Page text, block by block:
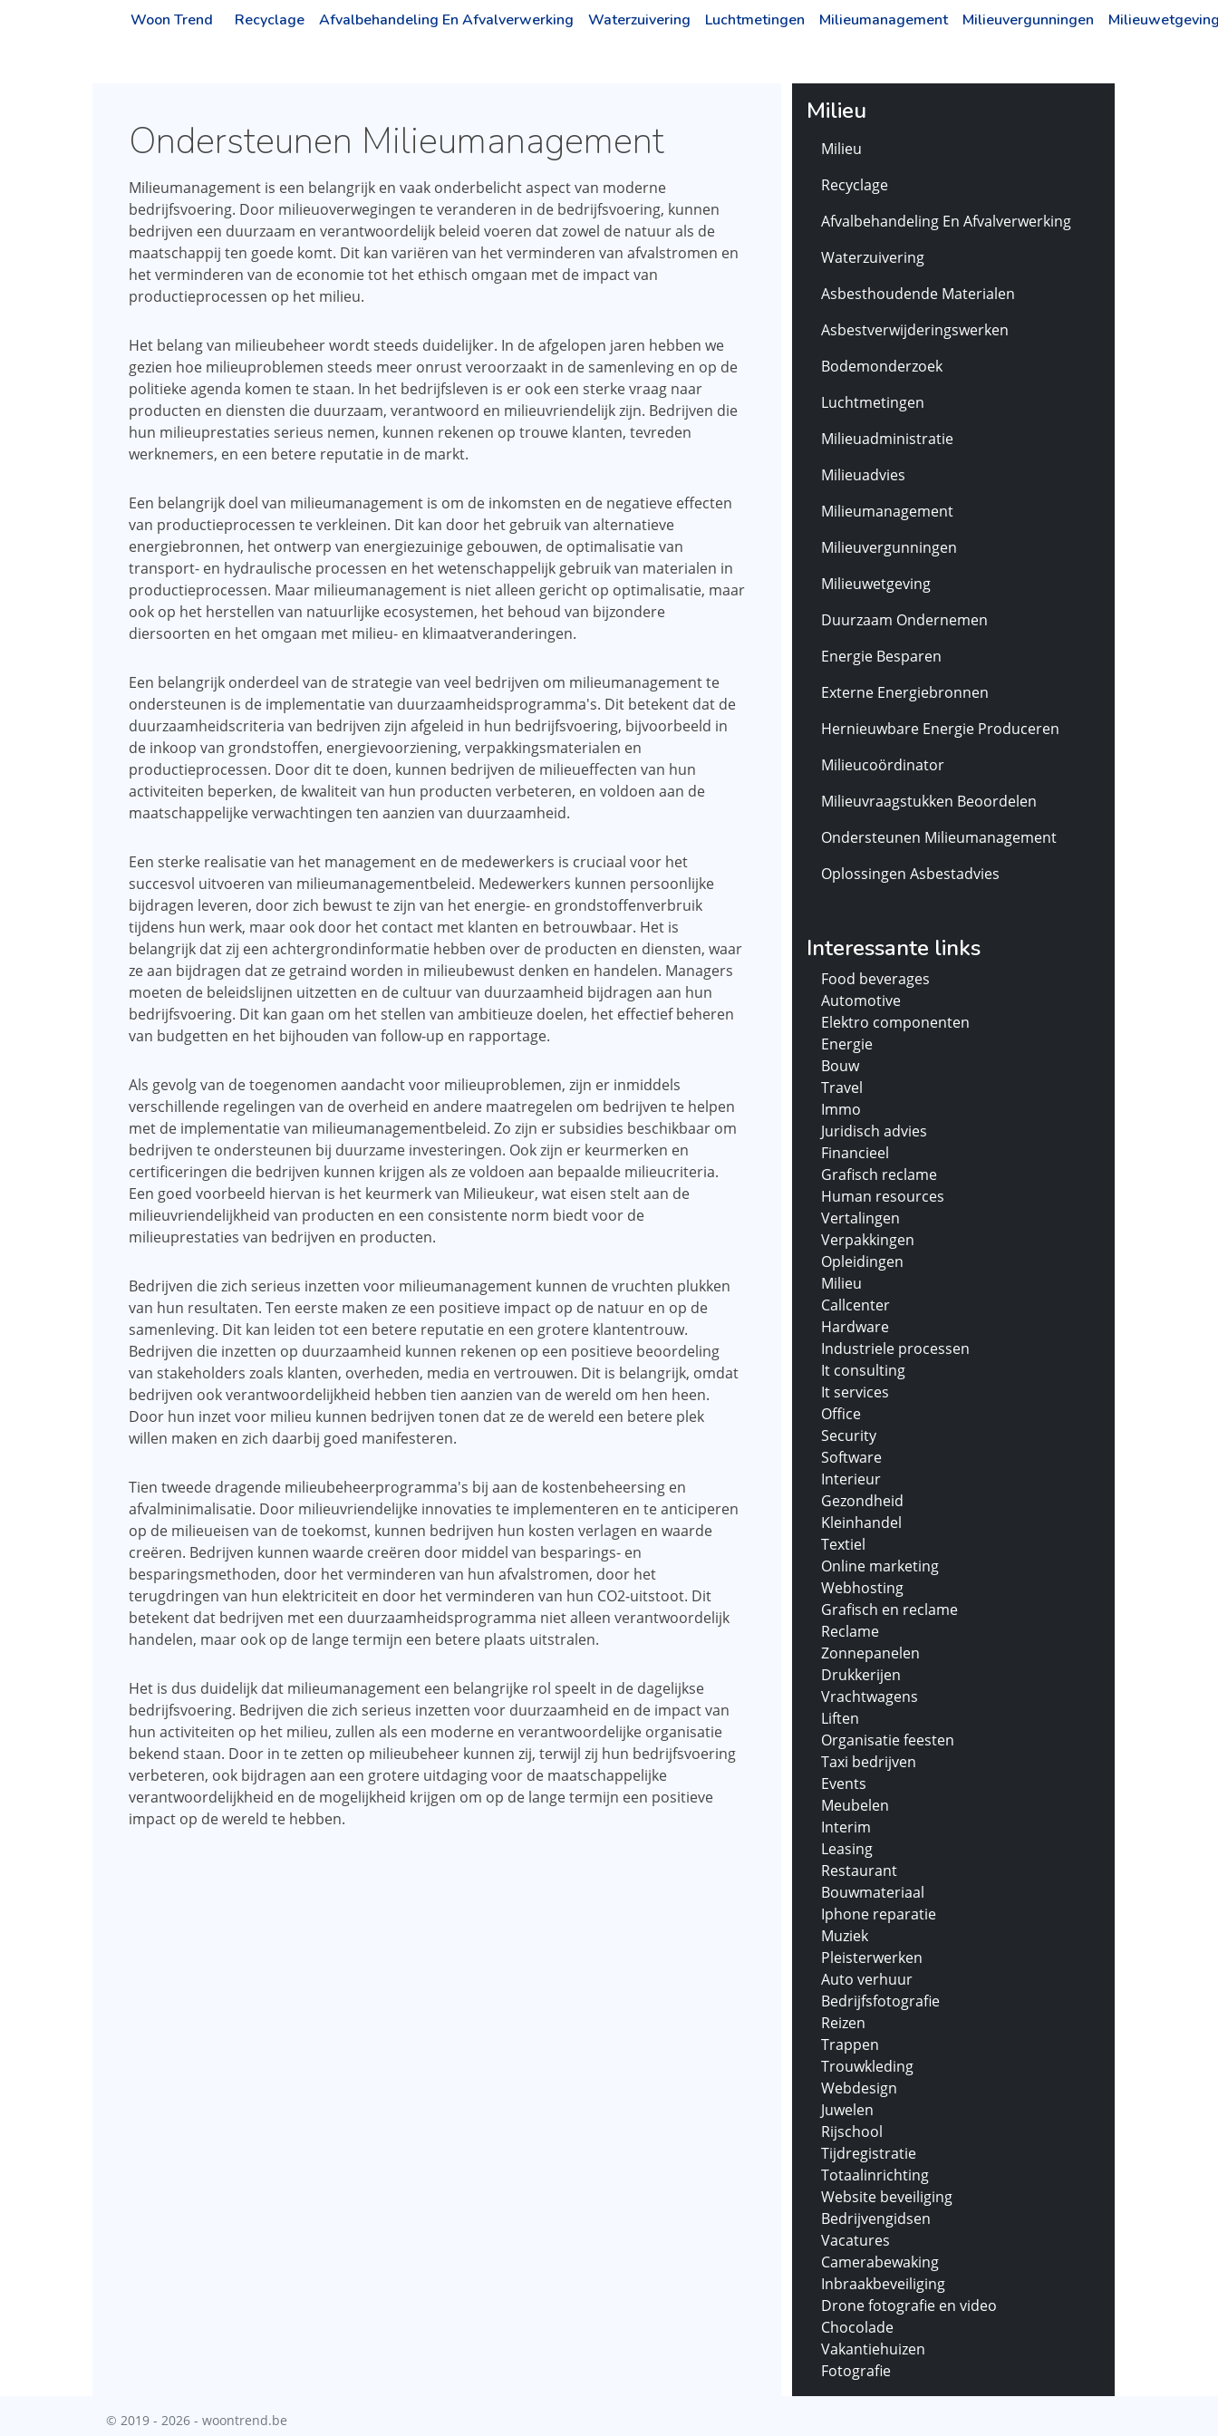
Woon Trend Recyclage Afvalbehandeling En Afvalverwerking Waterzuivering Luchtmetingen Milieumanagement Milieuvergunningen
Ondersteunen Milieumanagement
Milieumanagement is een belangrijk en vaak onderbelicht aspect van moderne
bedrijfsvoering. Door milieuoverwegingen te veranderen in de bedrijfsvoering, kunnen
bedrijven een duurzaam en verantwoordelijk beleid voeren dat zowel de natuur als de
maatschappij ten goede komt. Dit kan variëren van het verminderen van afvalstromen en
het verminderen van de economie tot het ethisch omgaan met de impact van
productieprocessen op het milieu.
Het belang van milieubeheer wordt steeds duidelijker. In de afgelopen jaren hebben we
gezien hoe milieuproblemen steeds meer onrust veroorzaakt in de samenleving en op de
politieke agenda komen te staan. In het bedrijfsleven is er ook een sterke vraag naar
producten en diensten die duurzaam, verantwoord en milieuvriendelijk zijn. Bedrijven die
hun milieuprestaties serieus nemen, kunnen rekenen op trouwe klanten, tevreden
werknemers, en een betere reputatie in de markt.
Een belangrijk doel van milieumanagement is om de inkomsten en de negatieve effecten
van productieprocessen te verkleinen. Dit kan door het gebruik van alternatieve
energiebronnen, het ontwerp van energiezuinige gebouwen, de optimalisatie van
transport- en hydraulische processen en het wetenschappelijk gebruik van materialen in
productieprocessen. Maar milieumanagement is niet alleen gericht op optimalisatie, maar
ook op het herstellen van natuurlijke ecosystemen, het behoud van bijzondere
diersoorten en het omgaan met milieu- en klimaatveranderingen.
Een belangrijk onderdeel van de strategie van veel bedrijven om milieumanagement te
ondersteunen is de implementatie van duurzaamheidsprogramma's. Dit betekent dat de
duurzaamheidscriteria van bedrijven zijn afgeleid in hun bedrijfsvoering, bijvoorbeeld in
de inkoop van grondstoffen, energievoorziening, verpakkingsmaterialen en
productieprocessen. Door dit te doen, kunnen bedrijven de milieueffecten van hun
activiteiten beperken, de kwaliteit van hun producten verbeteren, en voldoen aan de
maatschappelijke verwachtingen ten aanzien van duurzaamheid.
Een sterke realisatie van het management en de medewerkers is cruciaal voor het
succesvol uitvoeren van milieumanagementbeleid. Medewerkers kunnen persoonlijke
bijdragen leveren, door zich bewust te zijn van het energie- en grondstoffenverbruik
tijdens hun werk, maar ook door het contact met klanten en betrouwbaar. Het is
belangrijk dat zij een achtergrondinformatie hebben over de producten en diensten, waar
ze aan bijdragen dat ze getraind worden in milieubewust denken en handelen. Managers
moeten de beleidslijnen uitzetten en de cultuur van duurzaamheid bijdragen aan hun
bedrijfsvoering. Dit kan gaan om het stellen van ambitieuze doelen, het effectief beheren
van budgetten en het bijhouden van follow-up en rapportage.
Als gevolg van de toegenomen aandacht voor milieuproblemen, zijn er inmiddels
verschillende regelingen van de overheid en andere maatregelen om bedrijven te helpen
met de implementatie van milieumanagementbeleid. Zo zijn er subsidies beschikbaar om
bedrijven te ondersteunen bij duurzame investeringen. Ook zijn er keurmerken en
certificeringen die bedrijven kunnen krijgen als ze voldoen aan bepaalde milieucriteria.
Een goed voorbeeld hiervan is het keurmerk van Milieukeur, wat eisen stelt aan de
milieuvriendelijkheid van producten en een consistente norm biedt voor de
milieuprestaties van bedrijven en producten.
Bedrijven die zich serieus inzetten voor milieumanagement kunnen de vruchten plukken
van hun resultaten. Ten eerste maken ze een positieve impact op de natuur en op de
samenleving. Dit kan leiden tot een betere reputatie en een grotere klantentrouw.
Bedrijven die inzetten op duurzaamheid kunnen rekenen op een positieve beoordeling
van stakeholders zoals klanten, overheden, media en vertrouwen. Dit is belangrijk, omdat
bedrijven ook verantwoordelijkheid hebben tien aanzien van de wereld om hen heen.
Door hun inzet voor milieu kunnen bedrijven tonen dat ze de wereld een betere plek
willen maken en zich daarbij goed manifesteren.
Tien tweede dragende milieubeheerprogramma's bij aan de kostenbeheersing en
afvalminimalisatie. Door milieuvriendelijke innovaties te implementeren en te anticiperen
op de milieueisen van de toekomst, kunnen bedrijven hun kosten verlagen en waarde
creëren. Bedrijven kunnen waarde creëren door middel van besparings- en
besparingsmethoden, door het verminderen van hun afvalstromen, door het
terugdringen van hun elektriciteit en door het verminderen van hun CO2-uitstoot. Dit
betekent dat bedrijven met een duurzaamheidsprogramma niet alleen verantwoordelijk
handelen, maar ook op de lange termijn een betere plaats uitstralen.
Het is dus duidelijk dat milieumanagement een belangrijke rol speelt in de dagelijkse
bedrijfsvoering. Bedrijven die zich serieus inzetten voor duurzaamheid en de impact van
hun activiteiten op het milieu, zullen als een moderne en verantwoordelijke organisatie
bekend staan. Door in te zetten op milieubeheer kunnen zij, terwijl zij hun bedrijfsvoering
verbeteren, ook bijdragen aan een grotere uitdaging voor de maatschappelijke
verantwoordelijkheid en de mogelijkheid krijgen om op de lange termijn een positieve
impact op de wereld te hebben.
Milieu
Milieu
Recyclage
Afvalbehandeling En Afvalverwerking
Waterzuivering
Asbesthoudende Materialen
Asbestverwijderingswerken
Bodemonderzoek
Luchtmetingen
Milieuadministratie
Milieuadvies
Milieumanagement
Milieuvergunningen
Milieuwetgeving
Duurzaam Ondernemen
Energie Besparen
Externe Energiebronnen
Hernieuwbare Energie Produceren
Milieucoördinator
Milieuvraagstukken Beoordelen
Ondersteunen Milieumanagement
Oplossingen Asbestadvies
Interessante links
Food beverages
Automotive
Elektro componenten
Energie
Bouw
Travel
Immo
Juridisch advies
Financieel
Grafisch reclame
Human resources
Vertalingen
Verpakkingen
Opleidingen
Milieu
Callcenter
Hardware
Industriele processen
It consulting
It services
Office
Security
Software
Interieur
Gezondheid
Kleinhandel
Textiel
Online marketing
Webhosting
Grafisch en reclame
Reclame
Zonnepanelen
Drukkerijen
Vrachtwagens
Liften
Organisatie feesten
Taxi bedrijven
Events
Meubelen
Interim
Leasing
Restaurant
Bouwmateriaal
Iphone reparatie
Muziek
Pleisterwerken
Auto verhuur
Bedrijfsfotografie
Reizen
Trappen
Trouwkleding
Webdesign
Juwelen
Rijschool
Tijdregistratie
Totaalinrichting
Website beveiliging
Bedrijvengidsen
Vacatures
Camerabewaking
Inbraakbeveiliging
Drone fotografie en video
Chocolade
Vakantiehuizen
Fotografie
© 2019 - 2026 - woontrend.be